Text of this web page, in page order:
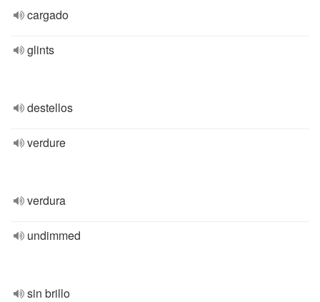
cargado
glints
destellos
verdure
verdura
undimmed
sin brillo